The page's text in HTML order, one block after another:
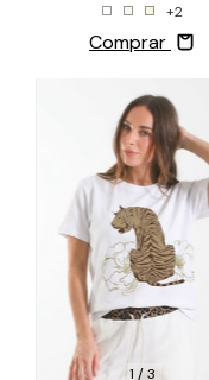
+2
Comprar
1 /3